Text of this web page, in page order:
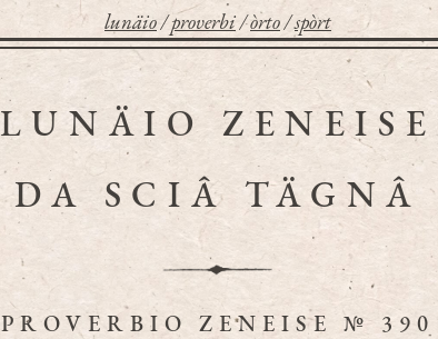
lunäio/proverbi/òrto/spòrt
LUNÄIO ZENEISE
DA SCIÂ TÄGNÂ
PROVERBIO ZENEISE № 390